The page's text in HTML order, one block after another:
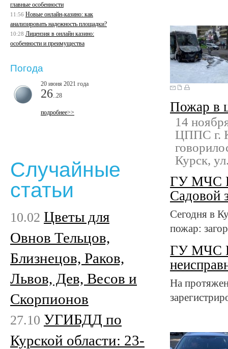
Пожар в
14
ЦППС г.
Курск,
ГУ МЧС
Садовой
Сегодня в
пожар:
ГУ МЧС
На
главные особенности
11:56 Новые онлайн-казино: как
анализировать надежность площадки?
10:28 Лицензия в онлайн казино:
особенности и преимущества
Погода
20 июня 2021 года
26 ..28
подробнее>>
Случайные
статьи
10.02 Цветы для
Овнов Тельцов,
Близнецов, Раков,
Львов, Дев, Весов и
Скорпионов
27.10 УГИБДД по
Курской области: 23-